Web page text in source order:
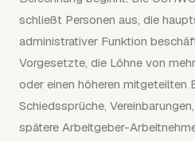
schließt Personen aus, die
administrativer Funktion
Vorgesetzte, die Löhne von
oder einen höheren mitgeteilten
Schiedssprüche,
spätere Arbeitgeber-